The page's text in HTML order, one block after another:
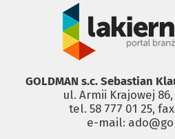
GOLDMAN s.c. Sebastian
ul. Armii Krajowej 86,
tel. 58 777 01 25,
e-mail: